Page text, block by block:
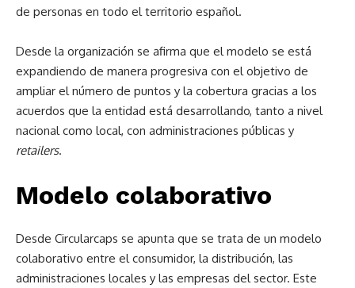
de personas en todo el territorio español.
Desde la organización se afirma que el modelo se está
expandiendo de manera progresiva con el objetivo de
ampliar el número de puntos y la cobertura gracias a los
acuerdos que la entidad está desarrollando, tanto a nivel
nacional como local, con administraciones públicas y
retailers.
Modelo colaborativo
Desde Circularcaps se apunta que se trata de un modelo
colaborativo entre el consumidor, la distribución, las
administraciones locales y las empresas del sector. Este